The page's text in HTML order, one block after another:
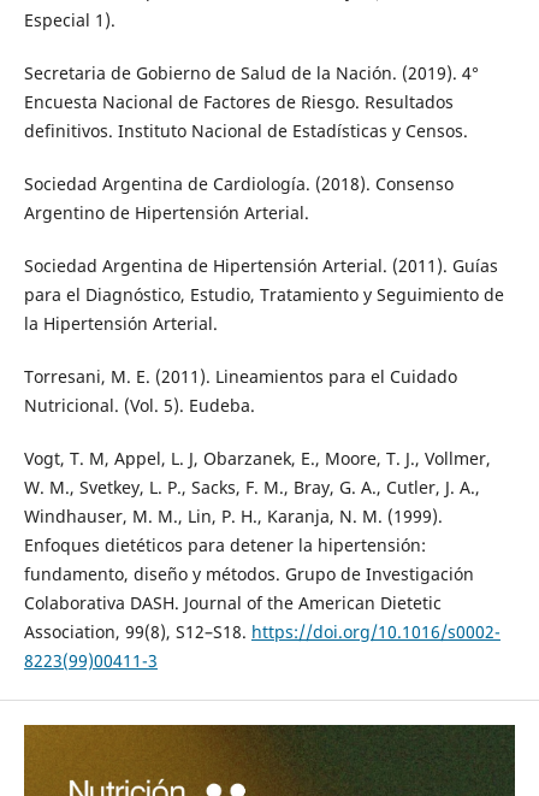
Especial 1).
Secretaria de Gobierno de Salud de la Nación. (2019). 4°
Encuesta Nacional de Factores de Riesgo. Resultados
definitivos. Instituto Nacional de Estadísticas y Censos.
Sociedad Argentina de Cardiología. (2018). Consenso
Argentino de Hipertensión Arterial.
Sociedad Argentina de Hipertensión Arterial. (2011). Guías
para el Diagnóstico, Estudio, Tratamiento y Seguimiento de
la Hipertensión Arterial.
Torresani, M. E. (2011). Lineamientos para el Cuidado
Nutricional. (Vol. 5). Eudeba.
Vogt, T. M, Appel, L. J, Obarzanek, E., Moore, T. J., Vollmer,
W. M., Svetkey, L. P., Sacks, F. M., Bray, G. A., Cutler, J. A.,
Windhauser, M. M., Lin, P. H., Karanja, N. M. (1999).
Enfoques dietéticos para detener la hipertensión:
fundamento, diseño y métodos. Grupo de Investigación
Colaborativa DASH. Journal of the American Dietetic
Association, 99(8), S12–S18. https://doi.org/10.1016/s0002-
8223(99)00411-3